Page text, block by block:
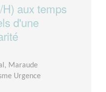
aux temps
d'une
Maraude
Urgence